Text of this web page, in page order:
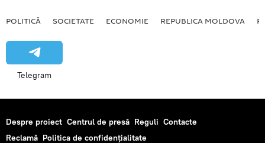
POLITICĂ SOCIETATE ECONOMIE REPUBLICA MOLDOVA
Telegram
Despre proiect Centrul de presă Reguli Contacte
Reclamă Politica de confidențialitate